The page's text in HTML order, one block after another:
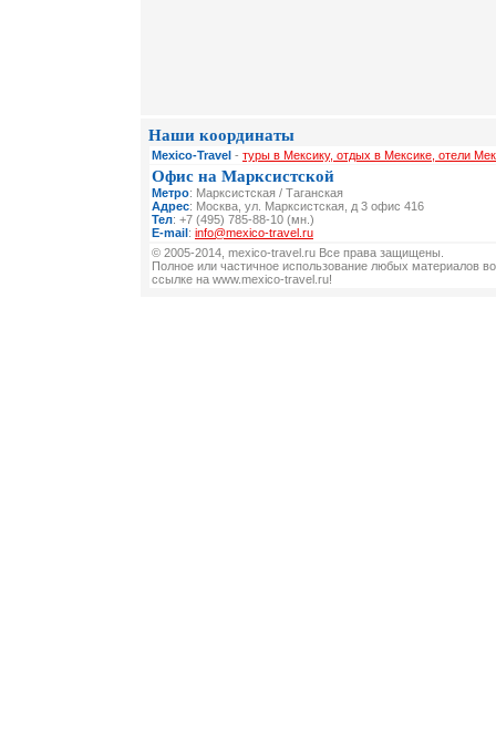
Наши координаты
Mexico-Travel - туры в Мексику, отдых в Мексике, отели
Офис на Марксистской
Метро: Марксистская / Таганская
Адрес: Москва, ул. Марксистская, д 3 офис 416
Тел: +7 (495) 785-88-10 (мн.)
E-mail: info@mexico-travel.ru
© 2005-2014, mexico-travel.ru Все права защищены.
Полное или частичное использование любых материалов
ссылке на www.mexico-travel.ru!